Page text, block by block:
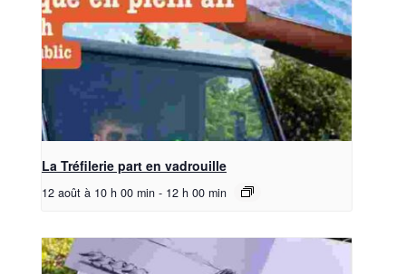
La Tréfilerie part en vadrouille
12 août à 10 h 00 min - 12 h 00 min